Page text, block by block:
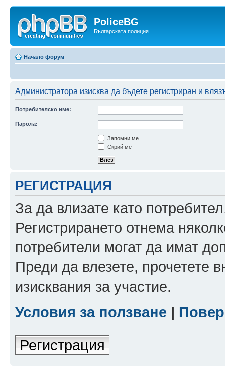
PoliceBG
Българската полиция.
Начало форум
Администратора изисква да бъдете регистриран и
Потребителско име:
Парола:
Запомни ме
Скрий ме
РЕГИСТРАЦИЯ
За да влизате като
Регистрирането отнема
потребители могат да имат
Преди да влезете, прочетете
изисквания за участие.
Условия за ползване |
Регистрация